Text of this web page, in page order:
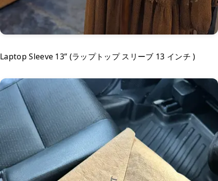
Laptop Sleeve 13” (ラップトップ スリーブ 13 インチ )